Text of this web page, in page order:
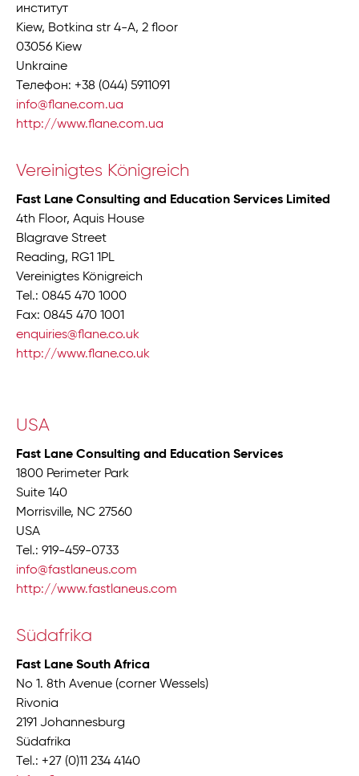
институт
Kiew, Botkina str 4-A, 2 floor
03056 Kiew
Unkraine
Телефон: +38 (044) 5911091
info@flane.com.ua
http://www.flane.com.ua
Vereinigtes Königreich
Fast Lane Consulting and Education Services Limited
4th Floor, Aquis House
Blagrave Street
Reading, RG1 1PL
Vereinigtes Königreich
Tel.: 0845 470 1000
Fax: 0845 470 1001
enquiries@flane.co.uk
http://www.flane.co.uk
USA
Fast Lane Consulting and Education Services
1800 Perimeter Park
Suite 140
Morrisville, NC 27560
USA
Tel.: 919-459-0733
info@fastlaneus.com
http://www.fastlaneus.com
Südafrika
Fast Lane South Africa
No 1. 8th Avenue (corner Wessels)
Rivonia
2191 Johannesburg
Südafrika
Tel.: +27 (0)11 234 4140